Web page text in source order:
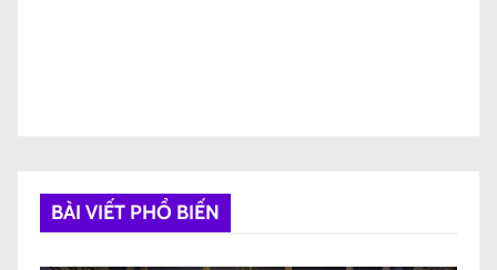
BÀI VIẾT PHỔ BIẾN